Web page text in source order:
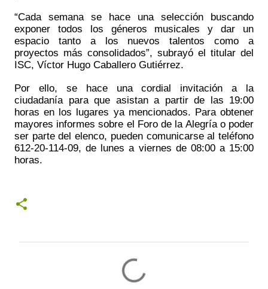
“Cada semana se hace una selección buscando
exponer todos los géneros musicales y dar un
espacio tanto a los nuevos talentos como a
proyectos más consolidados”, subrayó el titular del
ISC, Víctor Hugo Caballero Gutiérrez.
Por ello, se hace una cordial invitación a la
ciudadanía para que asistan a partir de las 19:00
horas en los lugares ya mencionados. Para obtener
mayores informes sobre el Foro de la Alegría o poder
ser parte del elenco, pueden comunicarse al teléfono
612-20-114-09, de lunes a viernes de 08:00 a 15:00
horas.